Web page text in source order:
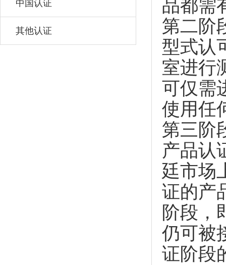
中国认证
其他认证
品都需
第二阶
型式认
室进行
可仅需
使用任
第三阶
产品认
廷市场
证的产
阶段，
仍可被
证阶段